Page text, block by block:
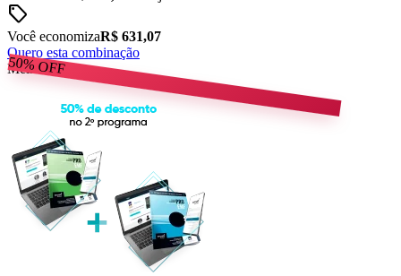
sell
Você economizaR$ 631,07
Quero esta combinação
Melhor Preço
50%OFF